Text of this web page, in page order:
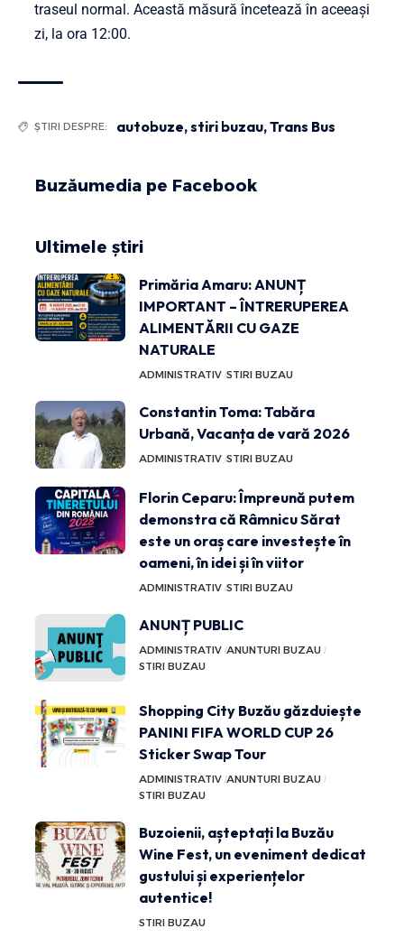
traseul normal. Această măsură încetează în aceeași
zi, la ora 12:00.
ȘTIRI DESPRE: autobuze,stiri buzau,Trans Bus
Buzăumedia pe Facebook
Ultimele știri
Primăria Amaru: ANUNȚ
IMPORTANT – ÎNTRERUPEREA
ALIMENTĂRII CU GAZE
NATURALE
ADMINISTRATIV STIRI BUZAU
Constantin Toma: Tabăra
Urbană, Vacanța de vară 2026
ADMINISTRATIV STIRI BUZAU
Florin Ceparu: Împreună putem
demonstra că Râmnicu Sărat
este un oraș care investește în
oameni, în idei și în viitor
ADMINISTRATIV STIRI BUZAU
ANUNȚ PUBLIC
ADMINISTRATIV ANUNTURI BUZAU
STIRI BUZAU
Shopping City Buzău găzduiește
PANINI FIFA WORLD CUP 26
Sticker Swap Tour
ADMINISTRATIV ANUNTURI BUZAU
STIRI BUZAU
Buzoienii, așteptați la Buzău
Wine Fest, un eveniment dedicat
gustului și experiențelor
autentice!
STIRI BUZAU